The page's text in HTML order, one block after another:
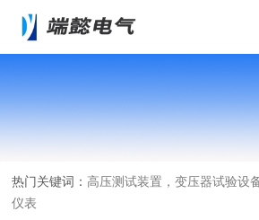
热门关键词： 高压测试装置，变压器试验设
仪表